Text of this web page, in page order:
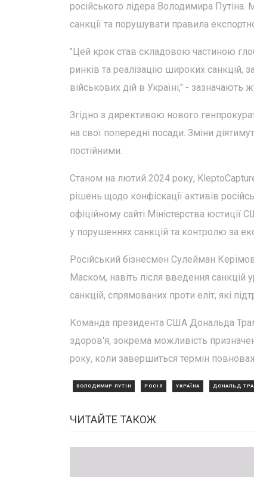
російського лідера Володимира Путіна.
санкції та порушувати правила
"Цей крок став складовою частиною
ринків та реалізацію широких
військових дій в Україні," - зазначають
Згідно з директивою нового
на свої попередні посади. Зміни
постійними.
Станом на лютий 2024 року,
рішень щодо конфіскації активів
офіційному сайті Міністерства
у порушеннях санкцій та контролю за
Російський бізнесмен Сулейман
Маском, навіть після введення
санкцій, спрямованих проти еліт, які
Команда президента США Дональда
здоров'я, зокрема можливість
року, коли завершиться термін
ВОЛОДИМИР ПУТІН РОСІЯ УКРАЇНА ДОНАЛЬД
ЧИТАЙТЕ ТАКОЖ